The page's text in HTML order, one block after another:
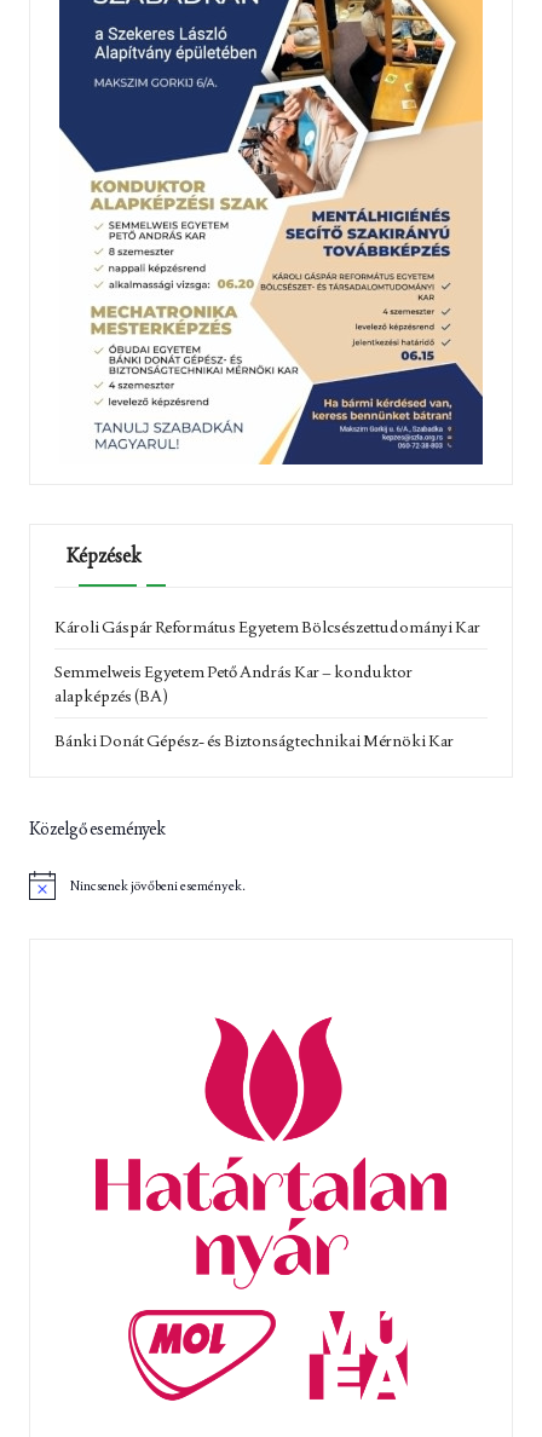
Képzések
Károli Gáspár Református Egyetem Bölcsészettudományi Kar
Semmelweis Egyetem Pető András Kar – konduktor
alapképzés (BA)
Bánki Donát Gépész- és Biztonságtechnikai Mérnöki Kar
Közelgő események
Nincsenek jövőbeni események.